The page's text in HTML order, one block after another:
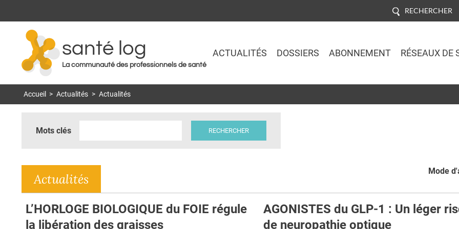
RECHERCHER
santé log
La communauté des professionnels de santé
ACTUALITÉS DOSSIERS ABONNEMENT RÉSEAUX DE
Accueil > Actualités > Actualités
Mots clés
Mode
Actualités
L’HORLOGE BIOLOGIQUE du FOIE régule
la libération des graisses
AGONISTES du GLP-1 : Un léger
de neuropathie optique